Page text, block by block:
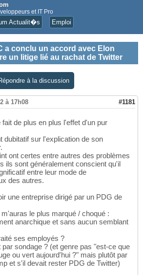
et IT Pro
Actualit�s Emploi
a conclu un accord avec Elon
un litige lié au rachat de Twitter
à la discussion
à 17h08 #1181
de plus en plus l'effet d'un pur
dubitatif sur l'explication de son
ont certes entre autres des problèmes
ils sont généralement conscient qu'il
entre leur mode de
des autres.
une entreprise dirigé par un PDG de
le plus marqué / choqué :
anarchique et sans aucun semblant
ses employés ?
sondage ? (et genre pas "est-ce que
ou vert aujourd'hui ?" mais plutôt par
et s'il devait rester PDG de Twitter)